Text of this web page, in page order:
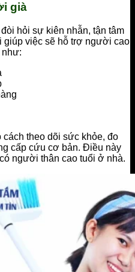
già
đòi hỏi sự kiên nhẫn, tận tâm
giúp việc sẽ hỗ trợ người cao
như:
theo dõi sức khỏe, đo
cấp cứu cơ bản. Điều này
người thân cao tuổi ở nhà.